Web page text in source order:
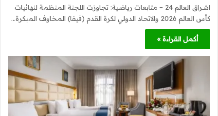
اشراق العالم 24 – متابعات رياضية: تجاوزت اللجنة المنظمة لنهائيات
كأس العالم 2026 والاتحاد الدولي لكرة القدم (فيفا) المخاوف المبكرة…
أكمل القراءة »